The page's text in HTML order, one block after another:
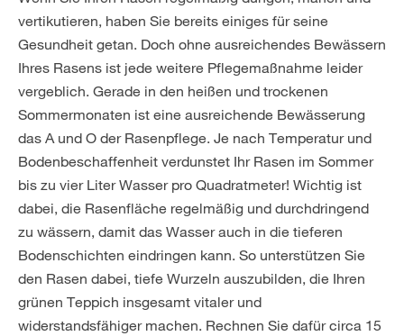
vertikutieren, haben Sie bereits einiges für seine
Gesundheit getan. Doch ohne ausreichendes Bewässern
Ihres Rasens ist jede weitere Pflegemaßnahme leider
vergeblich. Gerade in den heißen und trockenen
Sommermonaten ist eine ausreichende Bewässerung
das A und O der Rasenpflege. Je nach Temperatur und
Bodenbeschaffenheit verdunstet Ihr Rasen im Sommer
bis zu vier Liter Wasser pro Quadratmeter! Wichtig ist
dabei, die Rasenfläche regelmäßig und durchdringend
zu wässern, damit das Wasser auch in die tieferen
Bodenschichten eindringen kann. So unterstützen Sie
den Rasen dabei, tiefe Wurzeln auszubilden, die Ihren
grünen Teppich insgesamt vitaler und
widerstandsfähiger machen. Rechnen Sie dafür circa 15